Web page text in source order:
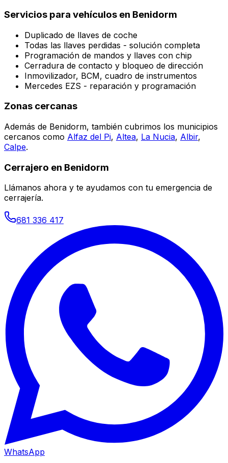
Servicios para vehículos en Benidorm
Duplicado de llaves de coche
Todas las llaves perdidas - solución completa
Programación de mandos y llaves con chip
Cerradura de contacto y bloqueo de dirección
Inmovilizador, BCM, cuadro de instrumentos
Mercedes EZS - reparación y programación
Zonas cercanas
Además de Benidorm, también cubrimos los municipios
cercanos como Alfaz del Pi, Altea, La Nucia, Albir,
Calpe.
Cerrajero en Benidorm
Llámanos ahora y te ayudamos con tu emergencia de
cerrajería.
681 336 417
WhatsApp